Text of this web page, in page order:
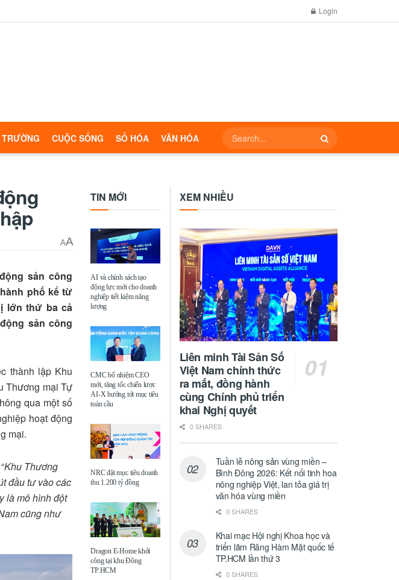
Login
CUỘC SỐNG SỐ HÓA VĂN HÓA
AA
sản công
phố kể từ
lớn thứ ba cả
sản công
thành lập Khu
Thương mại Tự
qua một số
hoạt động
mại.
Khu Thương
đầu tư vào các
là mô hình đột
cũng như
TIN MỚI
AI và chính sách tạo
động lực mới cho doanh
nghiệp tiết kiệm năng
lượng
CMC bổ nhiệm CEO
mới, tăng tốc chiến lược
AI-X hướng tới mục tiêu
toàn cầu
NRC đặt mục tiêu doanh
thu 1.200 tỷ đồng
Dragon E-Home khởi
công tại khu Đông
TP.HCM
XEM NHIỀU
Liên minh Tài Sản Số
Việt Nam chính thức
ra mắt, đồng hành
cùng Chính phủ triển
khai Nghị quyết
0 SHARES
Tuần lễ nông sản vùng miền –
Bình Đông 2026: Kết nối tinh hoa
nông nghiệp Việt, lan tỏa giá trị
văn hóa vùng miền
0 SHARES
Khai mạc Hội nghị Khoa học và
triển lãm Răng Hàm Mặt quốc tế
TP.HCM lần thứ 3
0 SHARES